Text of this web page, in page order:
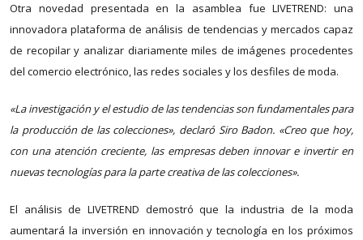
Otra novedad presentada en la asamblea fue LIVETREND: una
innovadora plataforma de análisis de tendencias y mercados capaz
de recopilar y analizar diariamente miles de imágenes procedentes
del comercio electrónico, las redes sociales y los desfiles de moda.
«La investigación y el estudio de las tendencias son fundamentales para
la producción de las colecciones», declaró Siro Badon. «Creo que hoy,
con una atención creciente, las empresas deben innovar e invertir en
nuevas tecnologías para la parte creativa de las colecciones».
El análisis de LIVETREND demostró que la industria de la moda
aumentará la inversión en innovación y tecnología en los próximos